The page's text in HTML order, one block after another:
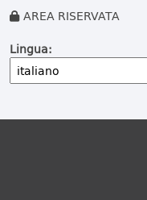
AREA RISERVATA
Lingua